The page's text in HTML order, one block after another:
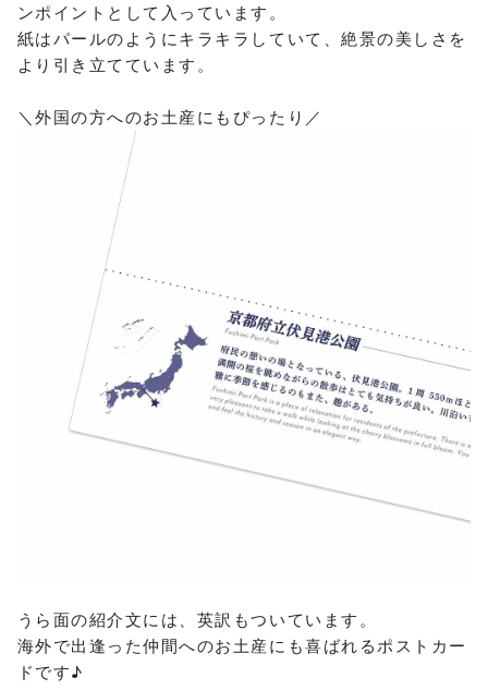
ンポイントとして入っています。
紙はパールのようにキラキラしていて、絶景の美しさを
より引き立てています。
＼外国の方へのお土産にもぴったり／
うら面の紹介文には、英訳もついています。
海外で出逢った仲間へのお土産にも喜ばれるポストカー
ドです♪